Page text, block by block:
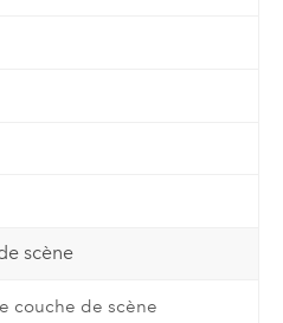
scène
couche de scène